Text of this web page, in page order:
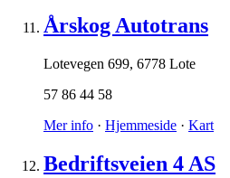
Årskog Autotrans
Lotevegen 699, 6778 Lote
57 86 44 58
Mer info · Hjemmeside · Kart
Bedriftsveien 4 AS